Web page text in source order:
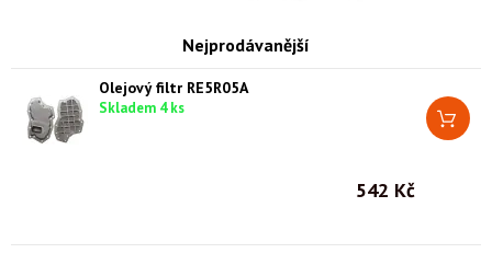
Nejprodávanější
Olejový filtr RE5R05A
Skladem 4 ks
542 Kč